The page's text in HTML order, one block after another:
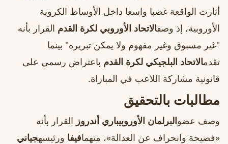
أثارت الواقعة غضبا واسعا داخل الأوساط الكروية
الأوروبية، إذ وصفالاتحاد الأوروبي لكرة القدم القرار بأنه
"غير مسبوق وغير مفهوم ولا يمكن تبريره" بينما
تقدمالاتحاد البلجيكي لكرة القدم باعتراض رسمي على
قانونية مشاركة اللاعب في المباراة.
مطالبات بالتحقيق
وصف عضوالبرلمان الأوروبيباري أندروز القرار بأنه
«فضيحة وانحراف عن العدالة»، متهمافيفا ورئيسهجياني